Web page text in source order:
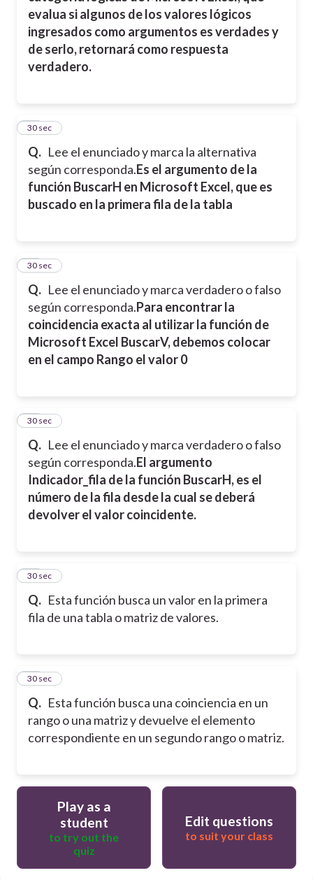
evalua si algunos de los valores lógicos
ingresados como argumentos es verdades y
de serlo, retornará como respuesta
verdadero.
Q. Lee el enunciado y marca la alternativa
según corresponda.Es el argumento de la
función BuscarH en Microsoft Excel, que es
buscado en la primera fila de la tabla
28
30 sec
Q. Lee el enunciado y marca verdadero o falso
según corresponda.Para encontrar la
coincidencia exacta al utilizar la función de
Microsoft Excel BuscarV, debemos colocar
en el campo Rango el valor 0
29
30 sec
Q. Lee el enunciado y marca verdadero o falso
según corresponda.El argumento
Indicador_fila de la función BuscarH, es el
número de la fila desde la cual se deberá
devolver el valor coincidente.
30
30 sec
Q. Esta función busca un valor en la primera
fila de una tabla o matriz de valores.
31
30 sec
Q. Esta función busca una coinciencia en un
rango o una matriz y devuelve el elemento
correspondiente en un segundo rango o matriz.
32
30 sec
Play as a
student
to try out the
quiz
Edit questions
to suit your class